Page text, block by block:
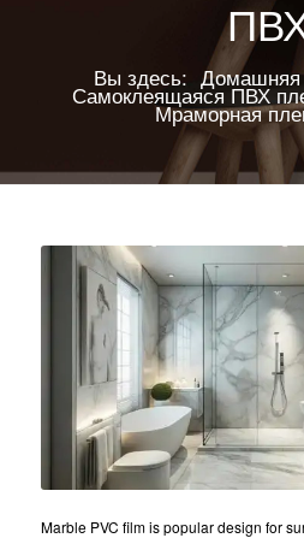
Вы здесь: Домашняя
Самоклеящаяся ПВХ
Мраморная
Marble PVC film is popular design for